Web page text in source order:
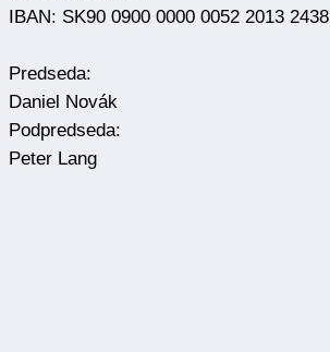
IBAN: SK90 0900 0000 0052 2013 2438
Predseda:
Daniel Novák
Podpredseda:
Peter Lang